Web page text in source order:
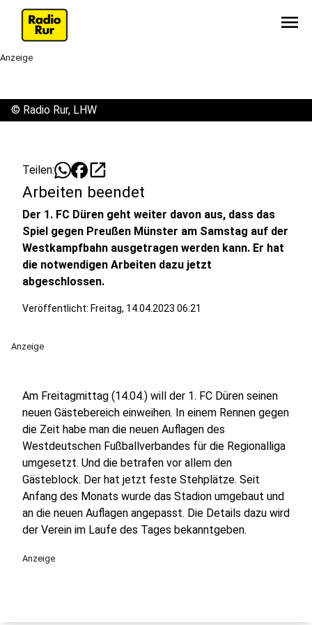
menu
Anzeige
© Radio Rur, LHW
Teilen: open_in_new
Arbeiten beendet
Der 1. FC Düren geht weiter davon aus, dass das
Spiel gegen Preußen Münster am Samstag auf der
Westkampfbahn ausgetragen werden kann. Er hat
die notwendigen Arbeiten dazu jetzt
abgeschlossen.
Veröffentlicht: Freitag, 14.04.2023 06:21
Anzeige
Am Freitagmittag (14.04.) will der 1. FC Düren seinen
neuen Gästebereich einweihen. In einem Rennen gegen
die Zeit habe man die neuen Auflagen des
Westdeutschen Fußballverbandes für die Regionalliga
umgesetzt. Und die betrafen vor allem den
Gästeblock. Der hat jetzt feste Stehplätze. Seit
Anfang des Monats wurde das Stadion umgebaut und
an die neuen Auflagen angepasst. Die Details dazu wird
der Verein im Laufe des Tages bekanntgeben.
Anzeige